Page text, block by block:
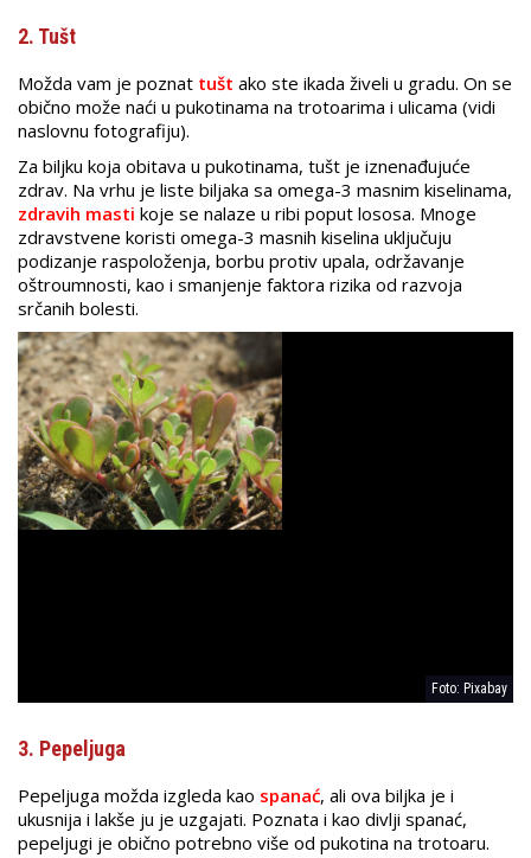
2. Tušt
Možda vam je poznat tušt ako ste ikada živeli u gradu. On se
obično može naći u pukotinama na trotoarima i ulicama (vidi
naslovnu fotografiju).
Za biljku koja obitava u pukotinama, tušt je iznenađujuće
zdrav. Na vrhu je liste biljaka sa omega-3 masnim kiselinama,
zdravih masti koje se nalaze u ribi poput lososa. Mnoge
zdravstvene koristi omega-3 masnih kiselina uključuju
podizanje raspoloženja, borbu protiv upala, održavanje
oštroumnosti, kao i smanjenje faktora rizika od razvoja
srčanih bolesti.
Foto: Pixabay
3. Pepeljuga
Pepeljuga možda izgleda kao spanać, ali ova biljka je i
ukusnija i lakše ju je uzgajati. Poznata i kao divlji spanać,
pepeljugi je obično potrebno više od pukotina na trotoaru.